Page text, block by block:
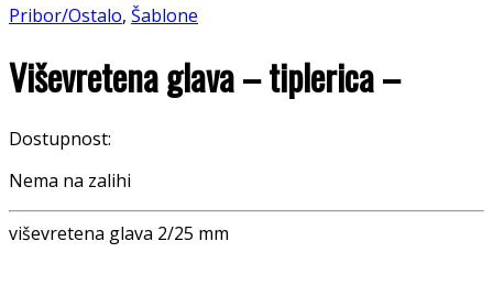
Pribor/Ostalo, Šablone
Viševretena glava – tiplerica –
Dostupnost:
Nema na zalihi
viševretena glava 2/25 mm